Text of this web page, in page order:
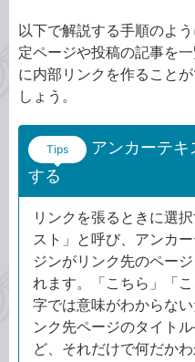
以下で解説する手順のよ
定ページや投稿の記事を
に内部リンクを作ること
しょう。
Tips
アンカーテキ
する
リンクを張るときに選
スト」と呼び、アンカ
ジンがリンク先のペー
れます。「こちら」「
字では意味がわからな
ンク先ページのタイト
ど、それだけで何だか